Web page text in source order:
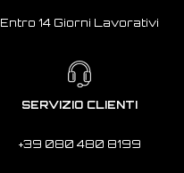
Entro 14 Giorni Lavorativi
SERVIZIO CLIENTI
+39 080 480 8199